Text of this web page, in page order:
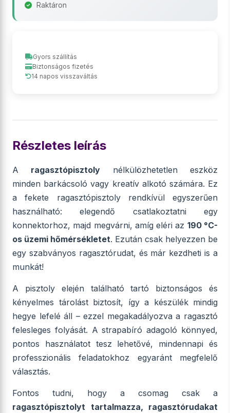
Raktáron
Gyors szállítás
Biztonságos fizetés
14 napos visszaváltás
Részletes leírás
A ragasztópisztoly nélkülözhetetlen eszköz
minden barkácsoló vagy kreatív alkotó számára. Ez
a fekete ragasztópisztoly rendkívül egyszerűen
használható: elegendő csatlakoztatni egy
konnektorhoz, majd megvárni, amíg eléri az 190 °C-
os üzemi hőmérsékletet. Ezután csak helyezzen be
egy szabványos ragasztórudat, és már kezdheti is a
munkát!
A pisztoly elején található tartó biztonságos és
kényelmes tárolást biztosít, így a készülék mindig
hegye lefelé áll – ezzel megakadályozva a ragasztó
felesleges folyását. A strapabíró adagoló könnyed,
pontos használatot tesz lehetővé, mindennapi és
professzionális feladatokhoz egyaránt megfelelő
választás.
Fontos tudni, hogy a csomag csak a
ragasztópisztolyt tartalmazza, ragasztórudakat